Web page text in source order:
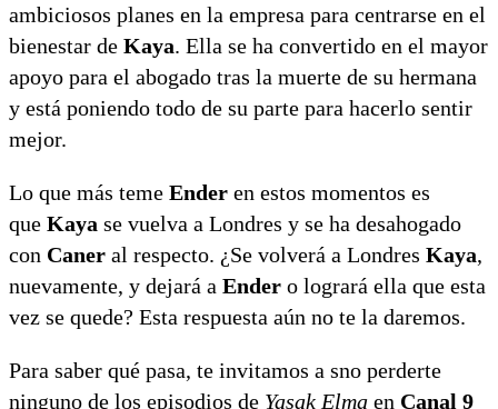
ambiciosos planes en la empresa para centrarse en el
bienestar de Kaya. Ella se ha convertido en el mayor
apoyo para el abogado tras la muerte de su hermana
y está poniendo todo de su parte para hacerlo sentir
mejor.
Lo que más teme Ender en estos momentos es
que Kaya se vuelva a Londres y se ha desahogado
con Caner al respecto. ¿Se volverá a Londres Kaya,
nuevamente, y dejará a Ender o logrará ella que esta
vez se quede? Esta respuesta aún no te la daremos.
Para saber qué pasa, te invitamos a sno perderte
ninguno de los episodios de Yasak Elma en Canal 9